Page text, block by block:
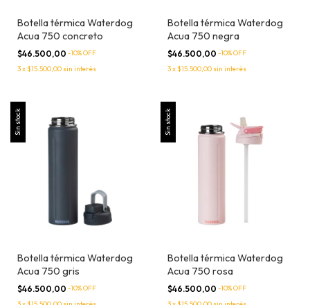
Botella térmica Waterdog
Acua 750 concreto
$46.500,00 -10% OFF
3x$15.500,00 sin interés
Botella térmica Waterdog
Acua 750 negra
$46.500,00 -10% OFF
3x$15.500,00 sin interés
Sin stock
Botella térmica Waterdog
Acua 750 gris
$46.500,00 -10% OFF
Sin stock
Botella térmica Waterdog
Acua 750 rosa
$46.500,00 -10% OFF